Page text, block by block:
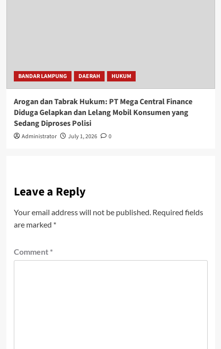
BANDAR LAMPUNG DAERAH HUKUM
Arogan dan Tabrak Hukum: PT Mega Central Finance
Diduga Gelapkan dan Lelang Mobil Konsumen yang
Sedang Diproses Polisi
Administrator July 1, 2026 0
Leave a Reply
Your email address will not be published. Required fields
are marked *
Comment *